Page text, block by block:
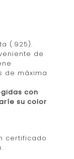
(.925).
de
de máxima
con
su color
certificado